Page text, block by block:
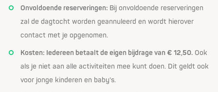
Onvoldoende reserveringen: Bij onvoldoende reserveringen
zal de dagtocht worden geannuleerd en wordt hierover
contact met je opgenomen.
Kosten: Iedereen betaalt de eigen bijdrage van € 12,50. Ook
als je niet aan alle activiteiten mee kunt doen. Dit geldt ook
voor jonge kinderen en baby's.